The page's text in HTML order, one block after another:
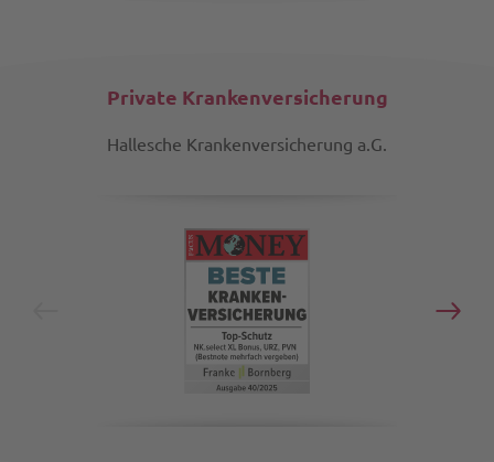
Private Krankenversicherung
Hallesche Krankenversicherung a.G.